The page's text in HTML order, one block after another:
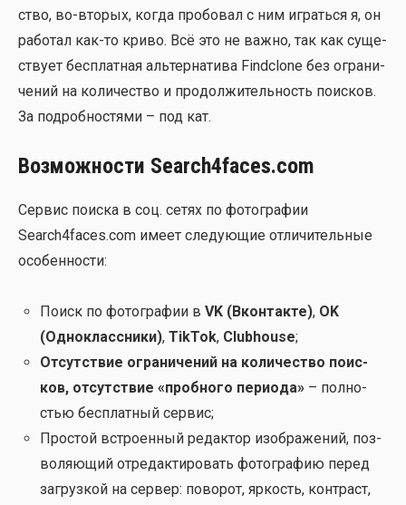
ство, во-вто­рых, когда про­бо­вал с ним играть­ся я, он
рабо­тал как-то кри­во. Всё это не важ­но, так как суще­
ству­ет бес­плат­ная аль­тер­на­ти­ва Findclone без огра­ни­
че­ний на коли­че­ство и про­дол­жи­тель­ность поис­ков.
За подроб­но­стя­ми – под кат.
Возможности Search4faces.com
Сер­вис поис­ка в соц. сетях по фото­гра­фии
Search4faces.com име­ет сле­ду­ю­щие отли­чи­тель­ные
осо­бен­но­сти:
Поиск по фото­гра­фии в VK (Вкон­так­те), OK
(Одно­класс­ни­ки), TikTok, Clubhouse;
Отсут­ствие огра­ни­че­ний на коли­че­ство поис­
ков, отсут­ствие «проб­но­го пери­о­да» – пол­но­
стью бес­плат­ный сер­вис;
Про­стой встро­ен­ный редак­тор изоб­ра­же­ний, поз­
во­ля­ю­щий отре­дак­ти­ро­вать фото­гра­фию перед
загруз­кой на сер­вер: пово­рот, яркость, кон­траст,